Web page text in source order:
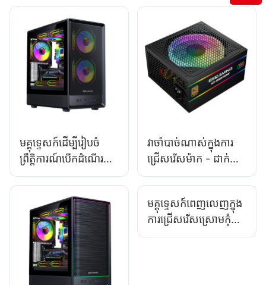
មគ្គុទ្ទេសក៍ដើម្បីរៀបចំ
ព្រឹត្តិការណ៍បើកដំណើរការ
ករណីកុំព្យូទ័រហ្គេមដែល
វាចាំបាច់ណាស់ក្នុងការ
ជ្រើសរើសម៉ាក - ដាក់
ឈ្មោះ PC Power
មគ្គុទ្ទេសក៍ពេញលេញក្នុង
ការជ្រើសរើសស្រោមកុំ
ព្យូទ័រហ្គេមដែលត្រឹមត្រូវ